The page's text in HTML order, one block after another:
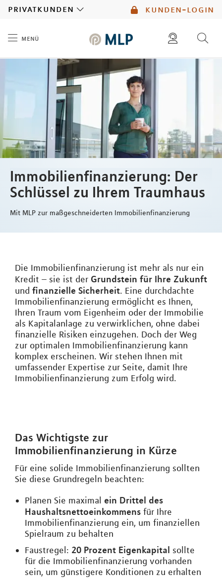
kunden-login
privatkunden
menü
diese website durchsuchen
mlp berater finden
Immobilienfinanzierung: Der
Schlüssel zu Ihrem Traumhaus
Mit MLP zur maßgeschneiderten Immobilienfinanzierung
Die Immobilienfinanzierung ist mehr als nur ein
Kredit – sie ist der Grundstein für Ihre Zukunft
und finanzielle Sicherheit. Eine durchdachte
Immobilienfinanzierung ermöglicht es Ihnen,
Ihren Traum vom Eigenheim oder der Immobilie
als Kapitalanlage zu verwirklichen, ohne dabei
finanzielle Risiken einzugehen. Doch der Weg
zur optimalen Immobilienfinanzierung kann
komplex erscheinen. Wir stehen Ihnen mit
umfassender Expertise zur Seite, damit Ihre
Immobilienfinanzierung zum Erfolg wird.
Das Wichtigste zur
Immobilienfinanzierung in Kürze
Für eine solide Immobilienfinanzierung sollten
Sie diese Grundregeln beachten:
Planen Sie maximal ein Drittel des
Haushaltsnettoeinkommens für Ihre
Immobilienfinanzierung ein, um finanziellen
Spielraum zu behalten
Faustregel: 20 Prozent Eigenkapital sollte
für die Immobilienfinanzierung vorhanden
sein, um günstigere Konditionen zu erhalten